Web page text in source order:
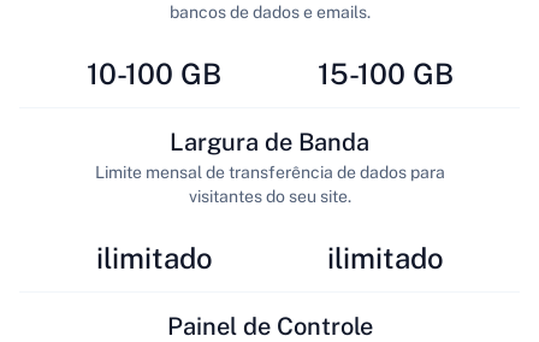
10-100 GB
bancos de dados e emails.
15-100 GB
ilimitado
Largura de Banda
Limite mensal de transferência de dados para
visitantes do seu site.
ilimitado
Painel de Controle